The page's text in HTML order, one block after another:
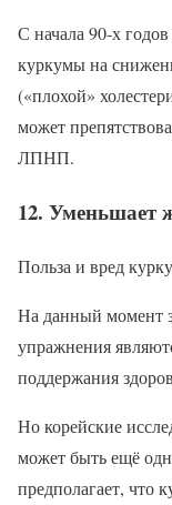
С начала 90-х
куркумы на
(«плохой»
может
ЛПНП.
12. Уменьшает
Польза и вред
На данный момент
упражнения
поддержания
Но корейские
может быть ещё
предполагает, что